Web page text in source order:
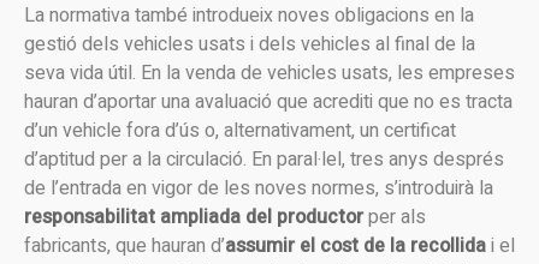
La normativa també introdueix noves obligacions en la
gestió dels vehicles usats i dels vehicles al final de la
seva vida útil. En la venda de vehicles usats, les empreses
hauran d’aportar una avaluació que acrediti que no es tracta
d’un vehicle fora d’ús o, alternativament, un certificat
d’aptitud per a la circulació. En paral·lel, tres anys després
de l’entrada en vigor de les noves normes, s’introduirà la
responsabilitat ampliada del productorper als
fabricants, que hauran d’assumir el cost de la recollidai el